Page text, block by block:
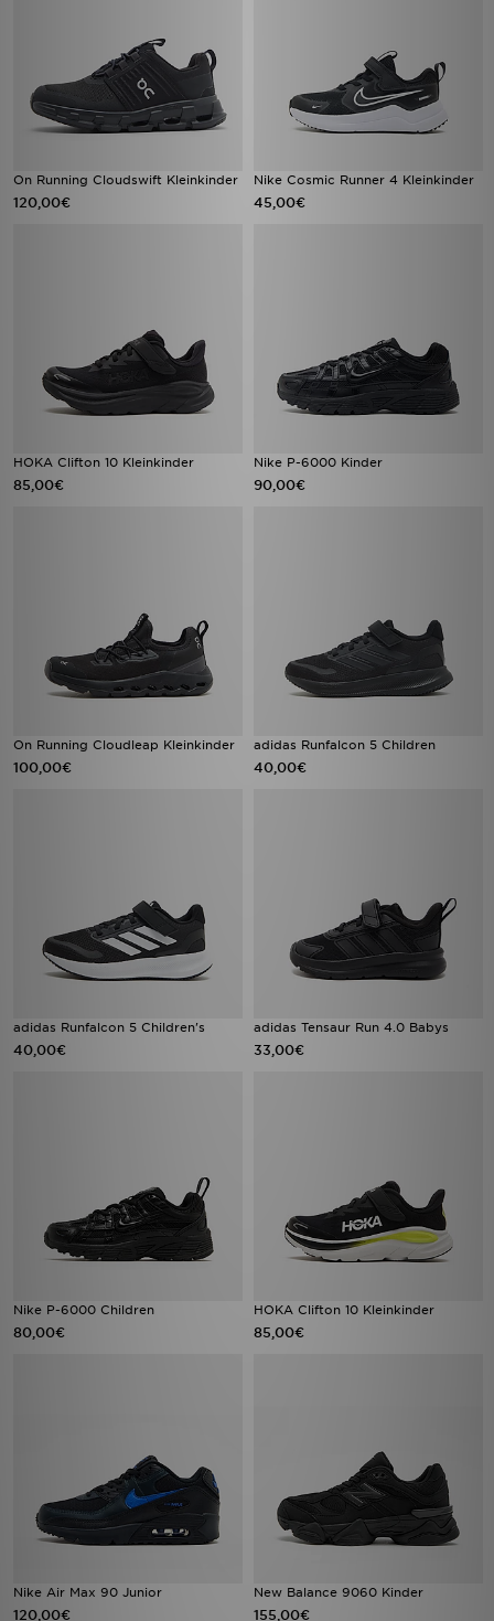
On Running Cloudswift Kleinkinder
120,00€
Nike Cosmic Runner 4 Kleinkinder
45,00€
HOKA Clifton 10 Kleinkinder
85,00€
Nike P-6000 Kinder
90,00€
On Running Cloudleap Kleinkinder
100,00€
adidas Runfalcon 5 Children
40,00€
adidas Runfalcon 5 Children's
40,00€
adidas Tensaur Run 4.0 Babys
33,00€
Nike P-6000 Children
80,00€
HOKA Clifton 10 Kleinkinder
85,00€
Nike Air Max 90 Junior
120,00€
New Balance 9060 Kinder
155,00€